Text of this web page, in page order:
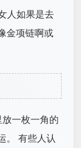
人如果是去
金项链啊或
一枚一角的
。 有些人认